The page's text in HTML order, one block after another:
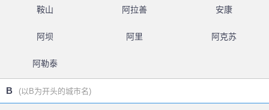
鞍山 阿拉善 安康
阿坝 阿里 阿克苏
阿勒泰
B (以B为开头的城市名)